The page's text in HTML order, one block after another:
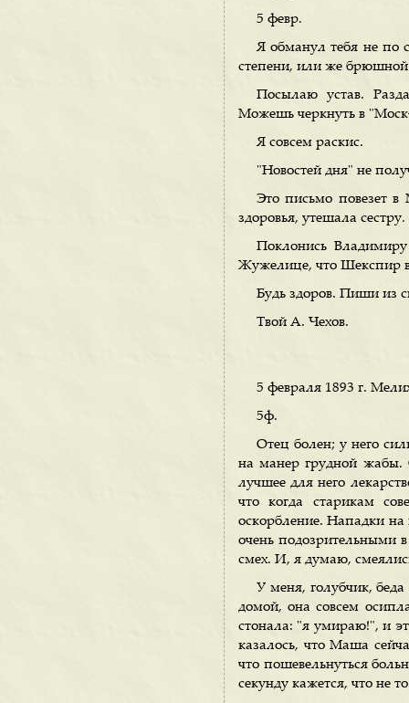
5 февр.
Я обманул тебя не по
степени, или же брюшной
Посылаю устав.
Можешь черкнуть в
Я совсем раскис.
"Новостей дня" не
Это письмо повезет
здоровья, утешала
Поклонись
Жужелице, что Шекспир в
Будь здоров. Пиши из
Твой А. Чехов.
5 февраля 1893 г.
5ф.
Отец болен; у него
на манер грудной жабы.
лучшее для него
что когда старикам
оскорбление. Нападки на
очень подозрительными
смех. И, я думаю,
У меня, голубчик, беда
домой, она совсем
стонала: "я умираю!", и
казалось, что Маша
что пошевельнуться
секунду кажется, что не